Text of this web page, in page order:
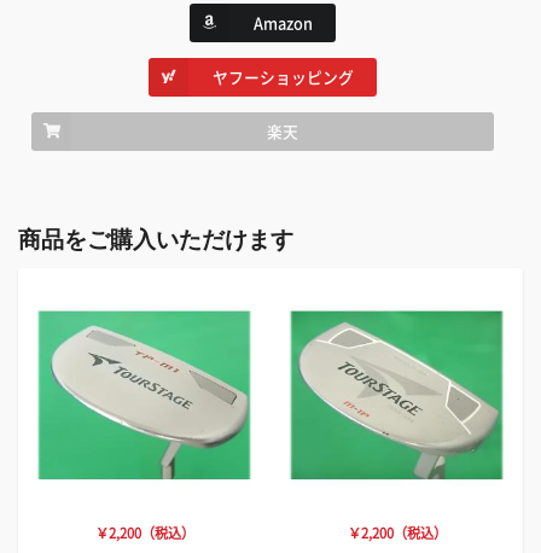
Amazon
ヤフーショッピング
楽天
商品をご購入いただけます
￥2,200（税込）
￥2,200（税込）